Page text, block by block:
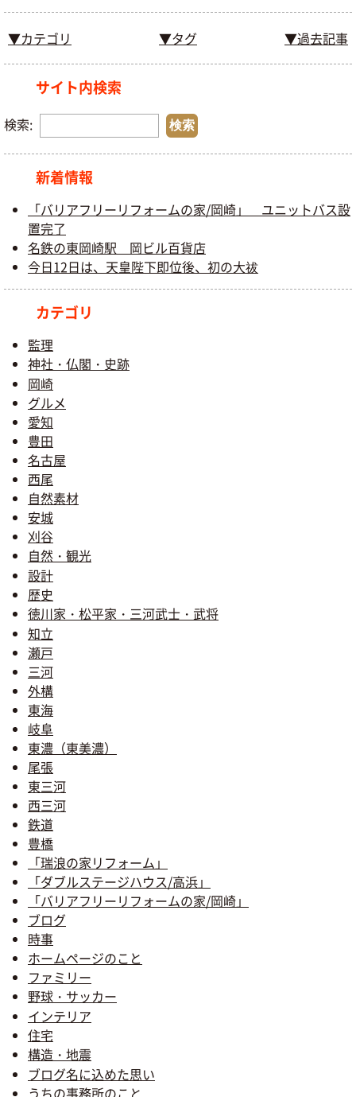
▼カテゴリ ▼タグ ▼過去記事
サイト内検索
検索:
新着情報
「バリアフリーリフォームの家/岡崎」 ユニットバス設
置完了
名鉄の東岡崎駅 岡ビル百貨店
今日12日は、天皇陛下即位後、初の大祓
カテゴリ
監理
神社・仏閣・史跡
岡崎
グルメ
愛知
豊田
名古屋
西尾
自然素材
安城
刈谷
自然・観光
設計
歴史
徳川家・松平家・三河武士・武将
知立
瀬戸
三河
外構
東海
岐阜
東濃（東美濃）
尾張
東三河
西三河
鉄道
豊橋
「瑞浪の家リフォーム」
「ダブルステージハウス/高浜」
「バリアフリーリフォームの家/岡崎」
ブログ
時事
ホームページのこと
ファミリー
野球・サッカー
インテリア
住宅
構造・地震
ブログ名に込めた思い
うちの事務所のこと